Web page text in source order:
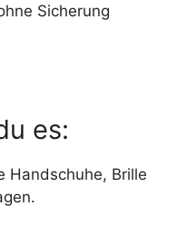
Sicherung
es:
Handschuhe, Brille